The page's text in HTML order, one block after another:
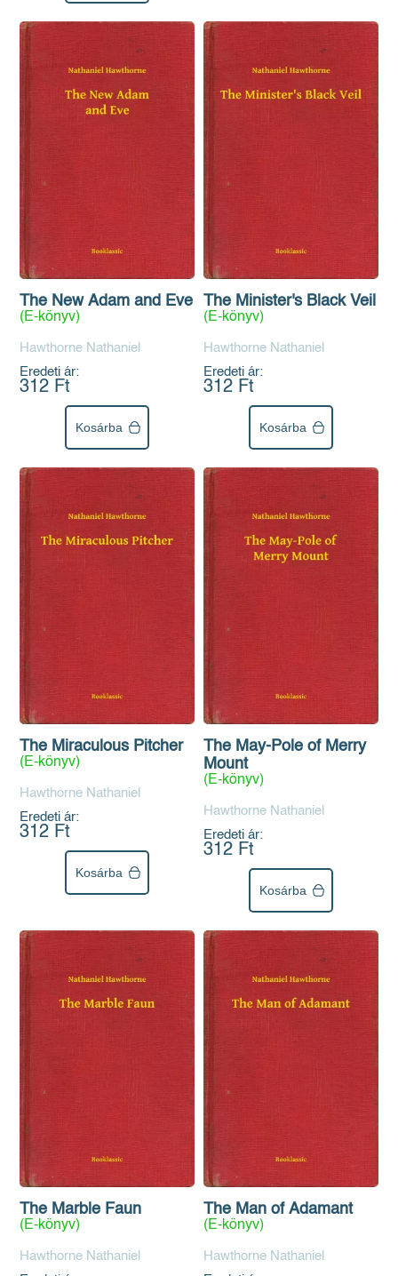
The New Adam and Eve
(E-könyv)
Hawthorne Nathaniel
Eredeti ár:
312 Ft
Kosárba
The Minister's Black Veil
(E-könyv)
Hawthorne Nathaniel
Eredeti ár:
312 Ft
Kosárba
The Miraculous Pitcher
(E-könyv)
Hawthorne Nathaniel
Eredeti ár:
312 Ft
Kosárba
The May-Pole of Merry
Mount
(E-könyv)
Hawthorne Nathaniel
Eredeti ár:
312 Ft
Kosárba
The Marble Faun
(E-könyv)
Hawthorne Nathaniel
The Man of Adamant
(E-könyv)
Hawthorne Nathaniel